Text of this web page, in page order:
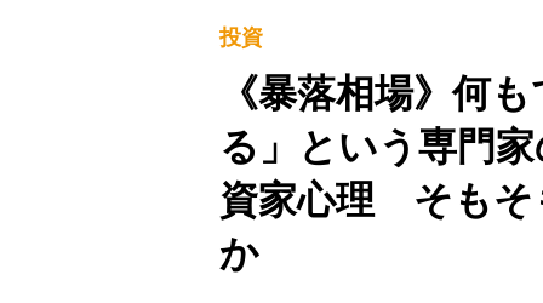
投資
《暴落相場》何
る」という専門
資家心理 そもそ
か